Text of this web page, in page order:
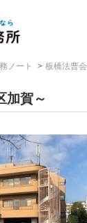
ノート 板橋法曹会
加賀～